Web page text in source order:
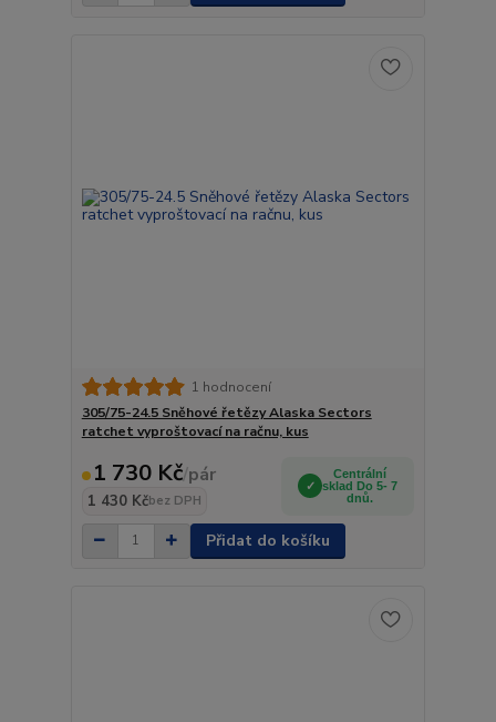
1 hodnocení
305/75-24.5 Sněhové řetězy Alaska Sectors
ratchet vyproštovací na račnu, kus
1 730 Kč/pár
1 430 Kčbez DPH
Centrální
sklad Do 5- 7
dnů.
Přidat do košíku